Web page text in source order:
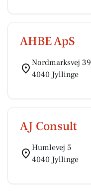
AHBE ApS
Nordmarksvej 39
4040 Jyllinge
AJ Consult
Humlevej 5
4040 Jyllinge